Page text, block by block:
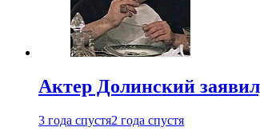
Актер Долинский
3 года спустя2 года спустя